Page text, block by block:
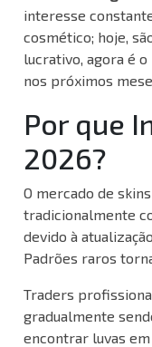
interesse
cosmético; hoje,
lucrativo, agora é
nos próximos
Por que
2026?
O mercado de
tradicionalmente
devido à
Padrões raros
Traders
gradualmente
encontrar luvas